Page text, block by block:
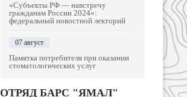
«Субъекты РФ — навстречу
гражданам России 2024»:
федеральный новостной лекторий
07 август
Памятка потребителя при оказании
стоматологических услуг
ОТРЯД БАРС "ЯМАЛ"